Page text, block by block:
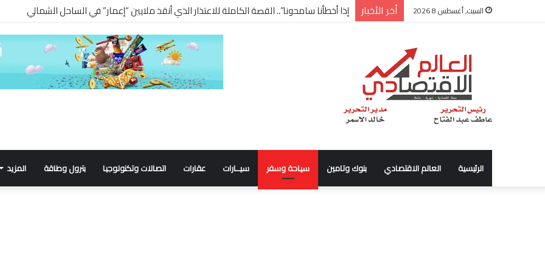
السبت, أغسطس 8 2026 أخر الأخبار شركة “Scope Developments” تعلن تولي أحمد كمال عيسى منصب الرئيس التنفيذي للقطاع التجاري
الرئيسية العالم الاقتصادي بنوك وتامين سياحة وسفر سيــارات عقارات اتصالات وتكنولوجيا بترول وطاقة المزيد